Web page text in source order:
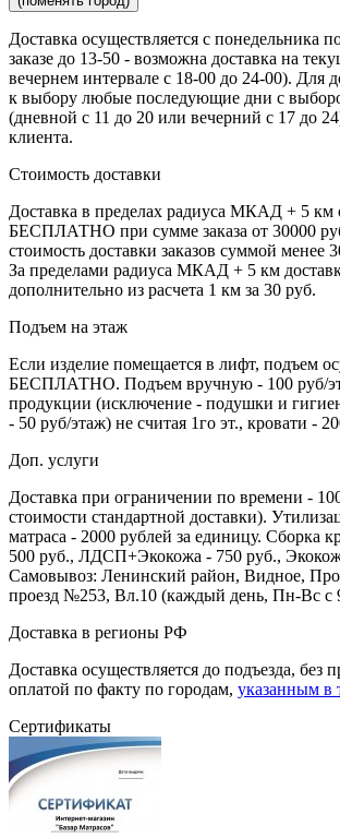
Доставка осуществляется c понедельника
заказе до 13-50 - возможна доставка на
вечернем интервале с 18-00 до 24-00). Для
к выбору любые последующие дни с
(дневной с 11 до 20 или вечерний с 17 до
клиента.
Стоимость доставки
Доставка в пределах радиуса МКАД + 5 км
БЕСПЛАТНО при сумме заказа от 30000
стоимость доставки заказов суммой менее
За пределами радиуса МКАД + 5 км
дополнительно из расчета 1 км за 30 руб.
Подъем на этаж
Если изделие помещается в лифт, подъем
БЕСПЛАТНО. Подъем вручную - 100 руб/
продукции (исключение - подушки и
- 50 руб/этаж) не считая 1го эт., кровати -
Доп. услуги
Доставка при ограничении по времени -
стоимости стандартной доставки).
матраса - 2000 рублей за единицу. Сборка
500 руб., ЛДСП+Экокожа - 750 руб.,
Самовывоз: Ленинский район, Видное,
проезд №253, Вл.10 (каждый день, Пн-Вс с
Доставка в регионы РФ
Доставка осуществляется до подъезда, без
оплатой по факту по городам, указанным в
Сертификаты